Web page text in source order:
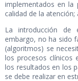
implementados en la
calidad de la
La introducción de
embargo, no ha sido
(algoritmos) se
los procesos clínicos
los resultados en los
se debe realizar en